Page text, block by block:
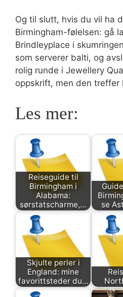
Og til slutt, hvis du vil ha
Birmingham-følelsen: gå
Brindleyplace i
som serverer balti, og
rolig runde i Jewellery
oppskrift, men den treffer
Les mer:
Reiseguide til
Birmingham i
Alabama:
sørstatscharme,…
se
Skjulte perler i
England: mine
favorittsteder du…